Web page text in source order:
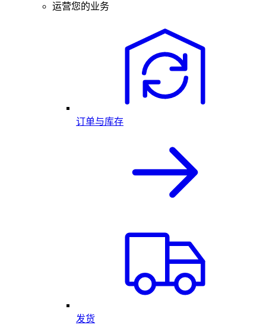
运营您的业务
订单与库存
发货